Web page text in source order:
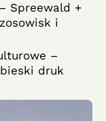
Spreewald +
i
–
druk